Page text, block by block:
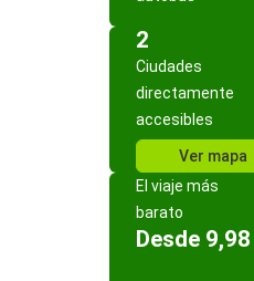
2
Ciudades
directamente
accesibles
Ver mapa
El viaje más
barato
Desde